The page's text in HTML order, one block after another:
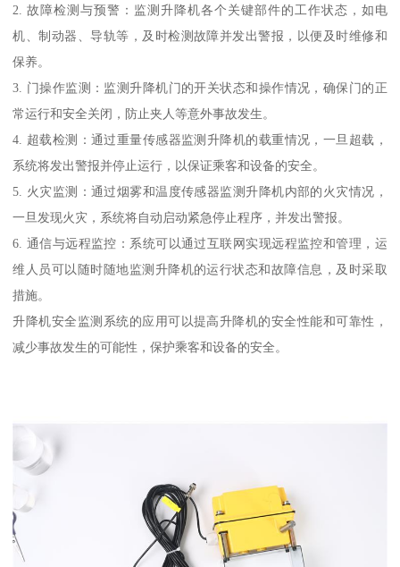
2. 故障检测与预警：监测升降机各个关键部件的工作状态，如电
机、制动器、导轨等，及时检测故障并发出警报，以便及时维修和
保养。
3. 门操作监测：监测升降机门的开关状态和操作情况，确保门的正
常运行和安全关闭，防止夹人等意外事故发生。
4. 超载检测：通过重量传感器监测升降机的载重情况，一旦超载，
系统将发出警报并停止运行，以保证乘客和设备的安全。
5. 火灾监测：通过烟雾和温度传感器监测升降机内部的火灾情况，
一旦发现火灾，系统将自动启动紧急停止程序，并发出警报。
6. 通信与远程监控：系统可以通过互联网实现远程监控和管理，运
维人员可以随时随地监测升降机的运行状态和故障信息，及时采取
措施。
升降机安全监测系统的应用可以提高升降机的安全性能和可靠性，
减少事故发生的可能性，保护乘客和设备的安全。